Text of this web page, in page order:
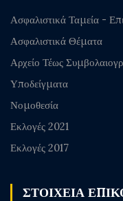
Ασφαλιστικά Ταμεία -
Ασφαλιστικά Θέματα
Αρχείο Τέως
Υποδείγματα
Νομοθεσία
Εκλογές 2021
Εκλογές 2017
ΣΤΟΙΧΕΙΑ